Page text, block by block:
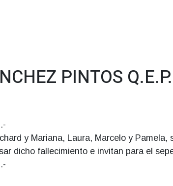
PINTOS
y Mariana, Laura, Marcelo y Pamela,
dicho fallecimiento e invitan para el